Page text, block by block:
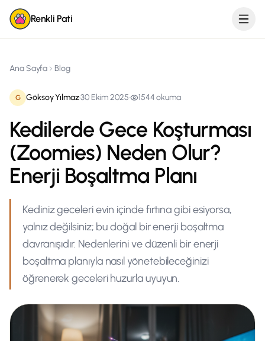
Renkli Pati
Ana Sayfa Blog
G Göksoy Yılmaz·30 Ekim 2025· 1544okuma
Kedilerde Gece Koşturması
(Zoomies) Neden Olur?
Enerji Boşaltma Planı
Kediniz geceleri evin içinde fırtına gibi esiyorsa,
yalnız değilsiniz; bu doğal bir enerji boşaltma
davranışıdır. Nedenlerini ve düzenli bir enerji
boşaltma planıyla nasıl yönetebileceğinizi
öğrenerek geceleri huzurla uyuyun.